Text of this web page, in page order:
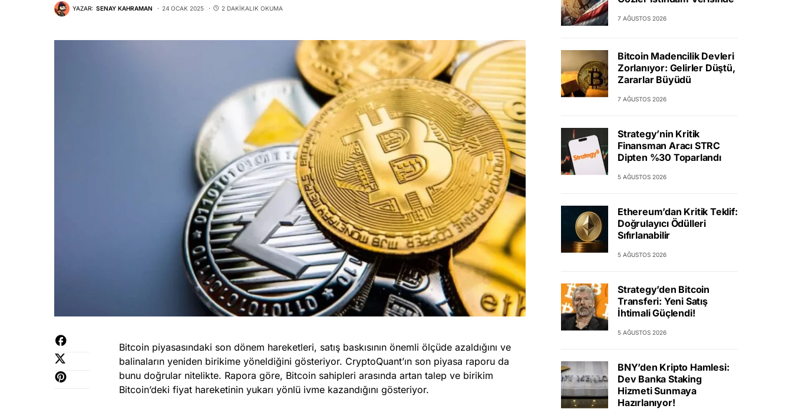
YAZAR: SENAY KAHRAMAN 24 OCAK 2025 2 DAKIKALIK OKUMA
Bitcoin piyasasındaki son dönem hareketleri, satış baskısının önemli ölçüde azaldığını ve
balinaların yeniden birikime yöneldiğini gösteriyor. CryptoQuant’ın son piyasa raporu da
bunu doğrular nitelikte. Rapora göre, Bitcoin sahipleri arasında artan talep ve birikim
Bitcoin’deki fiyat hareketinin yukarı yönlü ivme kazandığını gösteriyor.
7 AĞUSTOS 2026
Bitcoin Madencilik Devleri
Zorlanıyor: Gelirler Düştü,
Zararlar Büyüdü
7 AĞUSTOS 2026
Strategy’nin Kritik
Finansman Aracı STRC
Dipten %30 Toparlandı
5 AĞUSTOS 2026
Ethereum’dan Kritik Teklif:
Doğrulayıcı Ödülleri
Sıfırlanabilir
5 AĞUSTOS 2026
Strategy’den Bitcoin
Transferi: Yeni Satış
İhtimali Güçlendi!
5 AĞUSTOS 2026
BNY’den Kripto Hamlesi:
Dev Banka Staking
Hizmeti Sunmaya
Hazırlanıyor!